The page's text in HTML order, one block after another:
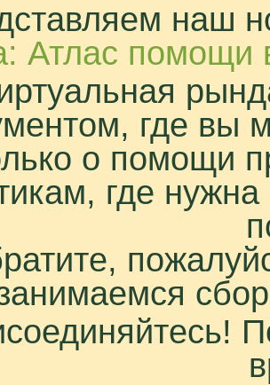
наш
Атлас помощи
где вы
о помощи
где